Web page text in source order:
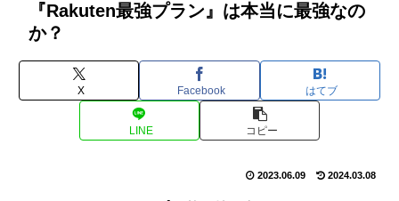
『Rakuten最強プラン』は本当に最強なの
か？
X Facebook はてブ
LINE コピー
2023.06.09 2024.03.08